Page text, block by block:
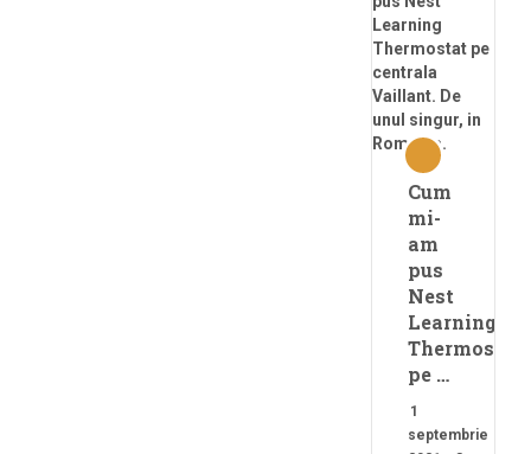
Cum
mi-
am
pus
Nest
Learning
Thermostat
pe …
1
septembrie